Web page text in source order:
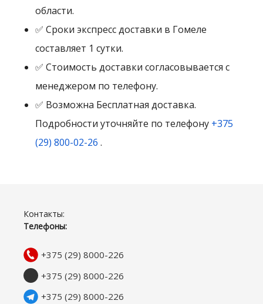
области.
✅ Сроки экспресс доставки в Гомеле
составляет 1 сутки.
✅ Стоимость доставки согласовывается с
менеджером по телефону.
✅ Возможна Бесплатная доставка.
Подробности уточняйте по телефону +375
(29) 800-02-26 .
Контакты:
Телефоны:
+375 (29) 8000-226
+375 (29) 8000-226
+375 (29) 8000-226